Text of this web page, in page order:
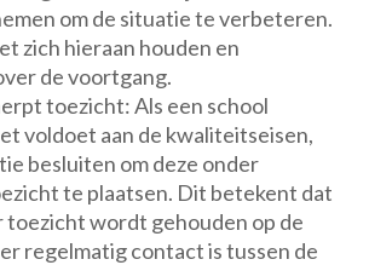
om de situatie te verbeteren.
zich hieraan houden en
de voortgang.
toezicht: Als een school
voldoet aan de kwaliteitseisen,
besluiten om deze onder
te plaatsen. Dit betekent dat
toezicht wordt gehouden op de
regelmatig contact is tussen de